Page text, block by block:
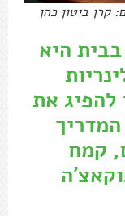
קרן ביטון כהן
היא
להפיג את
קמח